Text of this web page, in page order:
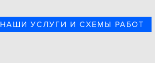
НАШИ УСЛУГИ И СХЕМЫ РАБОТ